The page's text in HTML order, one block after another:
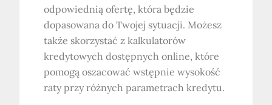
odpowiednią ofertę, która będzie
dopasowana do Twojej sytuacji. Możesz
także skorzystać z kalkulatorów
kredytowych dostępnych online, które
pomogą oszacować wstępnie wysokość
raty przy różnych parametrach kredytu.